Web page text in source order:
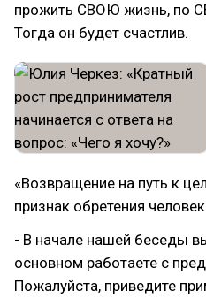
прожить СВОЮ жизнь, по
Тогда он будет счастлив.
«Возвращение на путь к
признак обретения
- В начале нашей беседы
основном работаете с
Пожалуйста, приведите